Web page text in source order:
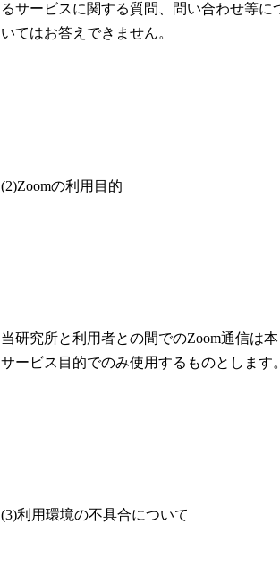
るサービスに関する質問、問い合わせ等に
いてはお答えできません。
(2)Zoomの利用目的
当研究所と利用者との間でのZoom通信は本
サービス目的でのみ使用するものとします
(3)利用環境の不具合について